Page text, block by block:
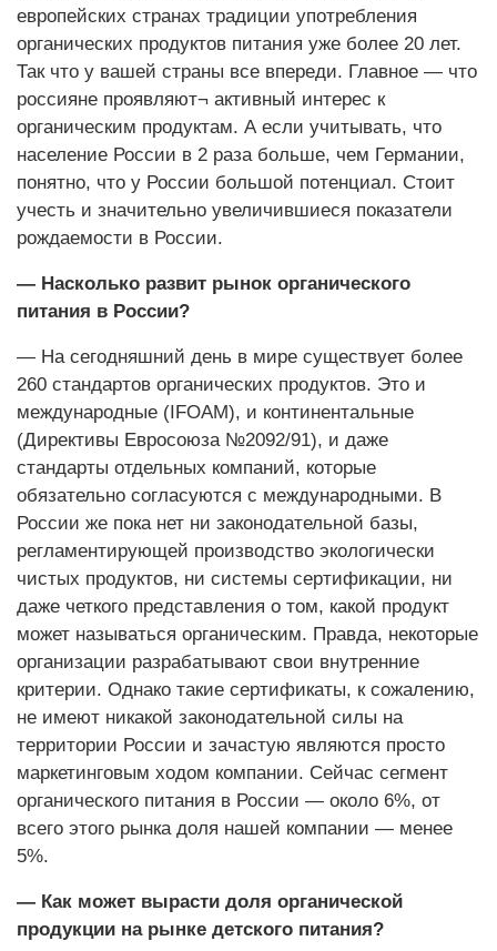
европейских странах традиции употребления
органических продуктов питания уже более 20 лет.
Так что у вашей страны все впереди. Главное — что
россияне проявляют¬ активный интерес к
органическим продуктам. А если учитывать, что
население России в 2 раза больше, чем Германии,
понятно, что у России большой потенциал. Стоит
учесть и значительно увеличившиеся показатели
рождаемости в России.
— Насколько развит рынок органического
питания в России?
— На сегодняшний день в мире существует более
260 стандартов органических продуктов. Это и
международные (IFOAM), и континентальные
(Директивы Евросоюза №2092/91), и даже
стандарты отдельных компаний, которые
обязательно согласуются с международными. В
России же пока нет ни законодательной базы,
регламентирующей производство экологически
чистых продуктов, ни системы сертификации, ни
даже четкого представления о том, какой продукт
может называться органическим. Правда, некоторые
организации разрабатывают свои внутренние
критерии. Однако такие сертификаты, к сожалению,
не имеют никакой законодательной силы на
территории России и зачастую являются просто
маркетинговым ходом компании. Сейчас сегмент
органического питания в России — около 6%, от
всего этого рынка доля нашей компании — менее
5%.
— Как может вырасти доля органической
продукции на рынке детского питания?